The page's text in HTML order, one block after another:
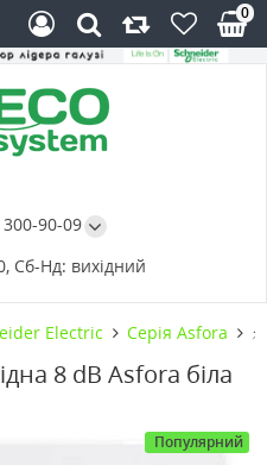
90-09
Сб-Нд: вихідний
0
Electric Cерія Asfora
8 dB Asfora біла
Популярний